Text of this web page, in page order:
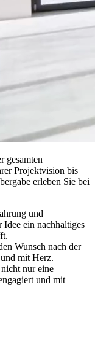
gesamten
Projektvision bis
erleben Sie bei
und
ein nachhaltiges
Wunsch nach der
mit Herz.
nur eine
und mit